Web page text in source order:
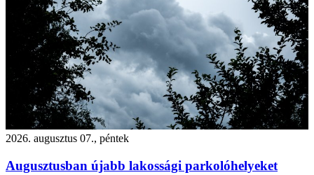
2026. augusztus 07., péntek
Augusztusban újabb lakossági parkolóhelyeket